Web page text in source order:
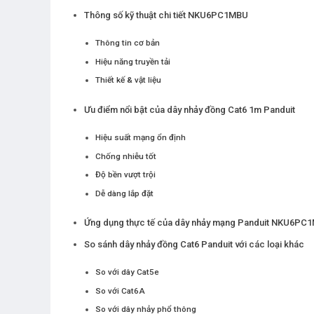
Thông số kỹ thuật chi tiết NKU6PC1MBU
Thông tin cơ bản
Hiệu năng truyền tải
Thiết kế & vật liệu
Ưu điểm nổi bật của dây nhảy đồng Cat6 1m Panduit
Hiệu suất mạng ổn định
Chống nhiễu tốt
Độ bền vượt trội
Dễ dàng lắp đặt
Ứng dụng thực tế của dây nhảy mạng Panduit
So sánh dây nhảy đồng Cat6 Panduit với các loại khác
So với dây Cat5e
So với Cat6A
So với dây nhảy phổ thông